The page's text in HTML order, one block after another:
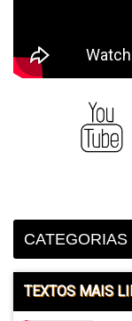
CATEGORIAS
TEXTOS MAIS